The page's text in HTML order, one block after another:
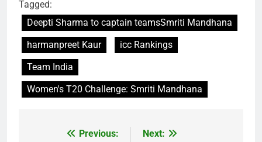
Tagged:
Deepti Sharma to captain teamsSmriti Mandhana
harmanpreet Kaur
icc Rankings
Team India
Women's T20 Challenge: Smriti Mandhana
Previous:
Next: